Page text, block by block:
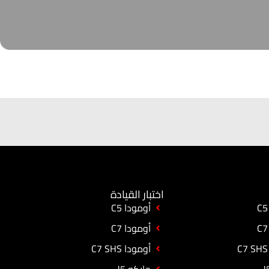
اختبار القيادة
أومودا C5
أومودا C7
أومودا C7 SHS